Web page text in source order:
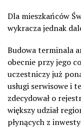
Dla mieszkańców
wykracza jednak
Budowa terminala
obecnie przy jego
uczestniczy już
usługi serwisowe i
zdecydował o
większy udział
płynących z